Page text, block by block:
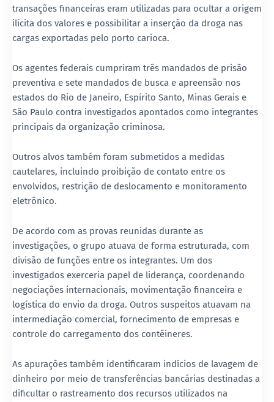
transações financeiras eram utilizadas para ocultar a origem
ilícita dos valores e possibilitar a inserção da droga nas
cargas exportadas pelo porto carioca.
Os agentes federais cumpriram três mandados de prisão
preventiva e sete mandados de busca e apreensão nos
estados do Rio de Janeiro, Espírito Santo, Minas Gerais e
São Paulo contra investigados apontados como integrantes
principais da organização criminosa.
Outros alvos também foram submetidos a medidas
cautelares, incluindo proibição de contato entre os
envolvidos, restrição de deslocamento e monitoramento
eletrônico.
De acordo com as provas reunidas durante as
investigações, o grupo atuava de forma estruturada, com
divisão de funções entre os integrantes. Um dos
investigados exerceria papel de liderança, coordenando
negociações internacionais, movimentação financeira e
logística do envio da droga. Outros suspeitos atuavam na
intermediação comercial, fornecimento de empresas e
controle do carregamento dos contêineres.
As apurações também identificaram indícios de lavagem de
dinheiro por meio de transferências bancárias destinadas a
dificultar o rastreamento dos recursos utilizados na